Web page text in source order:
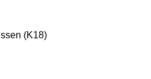
(K18)